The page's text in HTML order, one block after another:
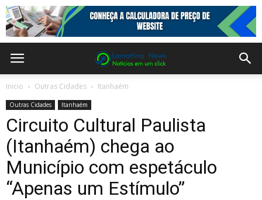
Inicio Outras Cidades Itanhaém
Outras Cidades Itanhaém
Circuito Cultural Paulista
(Itanhaém) chega ao
Município com espetáculo
“Apenas um Estímulo”